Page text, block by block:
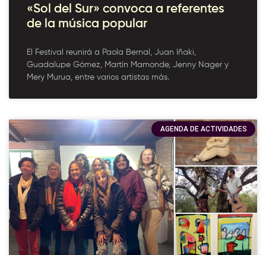
«Sol del Sur» convoca a referentes
de la música popular
El Festival reunirá a Paola Bernal, Juan Iñaki,
Guadalupe Gómez, Martín Mamonde, Jenny Nager y
Mery Murua, entre varios artistas más.
AGENDA DE ACTIVIDADES